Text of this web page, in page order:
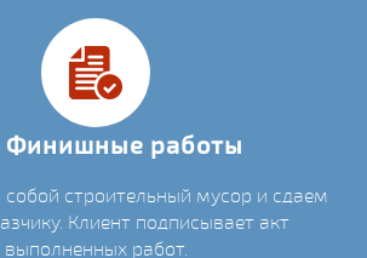
Финишные работы
строительный мусор и сдаем
Клиент подписывает акт
выполненных работ.